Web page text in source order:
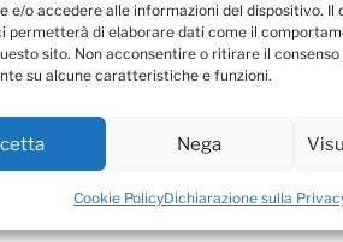
e/o accedere alle informazioni del dispositivo. Il
permetterà di elaborare dati come il
sito. Non acconsentire o ritirare il
su alcune caratteristiche e funzioni.
Nega
Cookie PolicyDichiarazione sulla